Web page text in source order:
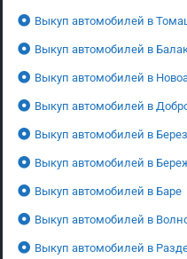
Выкуп автомобилей в
Выкуп автомобилей в
Выкуп автомобилей в
Выкуп автомобилей в
Выкуп автомобилей в
Выкуп автомобилей в
Выкуп автомобилей в Баре
Выкуп автомобилей в
Выкуп автомобилей в